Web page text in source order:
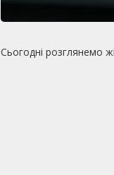
Сьогодні розглянемо